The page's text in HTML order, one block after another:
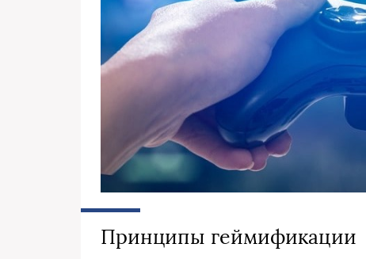
Принципы геймификации